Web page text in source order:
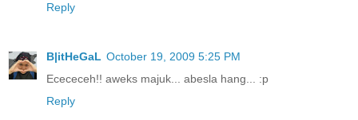
Reply
B|itHeGaL October 19, 2009 5:25 PM
Ecececeh!! aweks majuk... abesla hang... :p
Reply